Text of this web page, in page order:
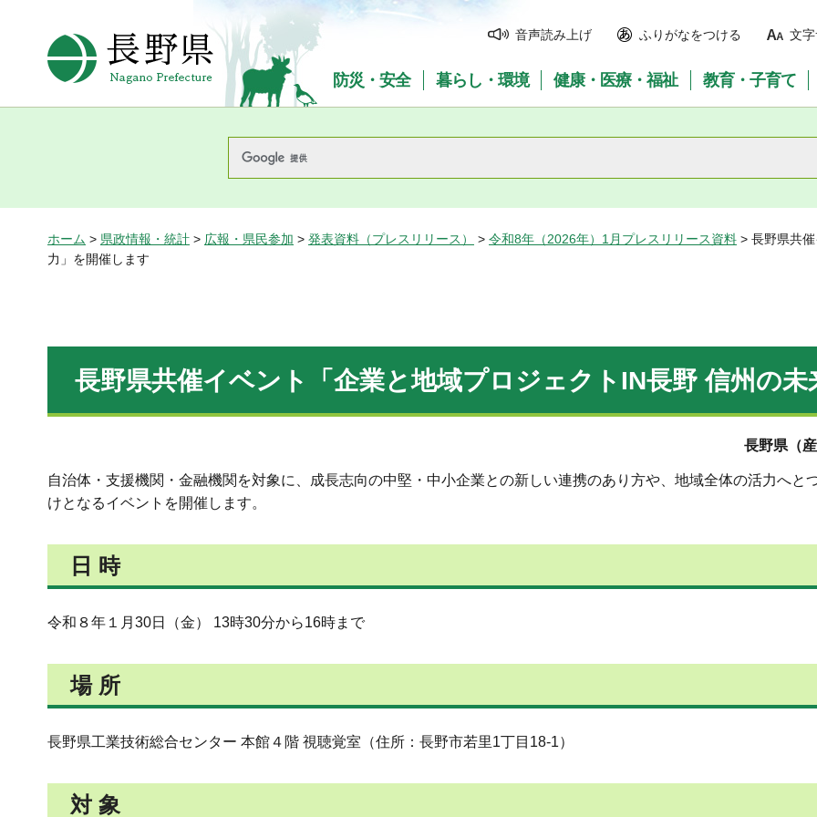
長野県Nagano Prefecture
音声読み上げ ふりがなをつける 文
防災・安全 暮らし・環境 健康・医療・福祉 教育・子育て
ホーム > 県政情報・統計 > 広報・県民参加 > 発表資料（プレスリリース） > 令和8年（2026年）1月プレスリリース資料 > 長野県共
力」を開催します
長野県共催イベント「企業と地域プロジェクトIN長野 信州の
長野県（
自治体・支援機関・金融機関を対象に、成長志向の中堅・中小企業との新しい連携のあり方や、地域全体の活力へ
けとなるイベントを開催します。
日 時
令和８年１月30日（金） 13時30分から16時まで
場 所
長野県工業技術総合センター 本館４階 視聴覚室（住所：長野市若里1丁目18-1）
対 象